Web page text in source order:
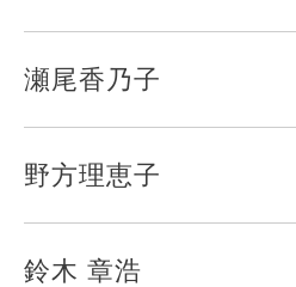
瀬尾香乃子
野方理恵子
鈴木 章浩